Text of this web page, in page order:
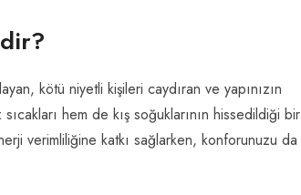
kötü niyetli kişileri caydıran ve yapınızın
hem de kış soğuklarının hissedildiği bir
verimliliğine katkı sağlarken, konforunuzu da